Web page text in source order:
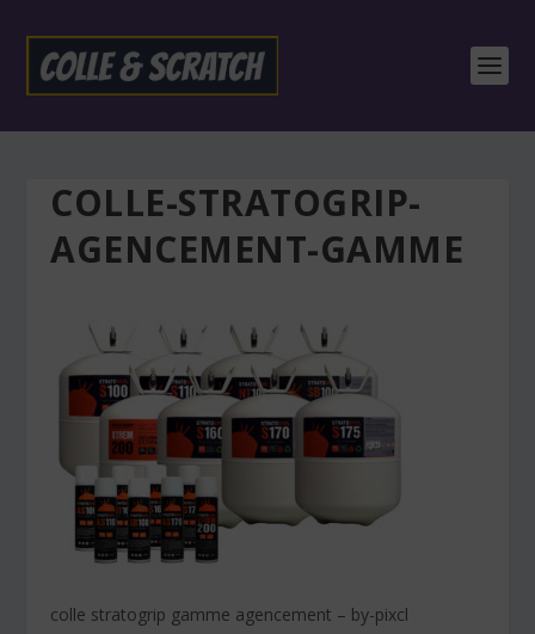
COLLE-STRATOGRIP-
AGENCEMENT-GAMME
colle stratogrip gamme agencement – by-pixcl